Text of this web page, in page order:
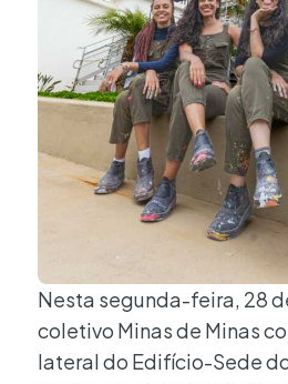
Nesta segunda-feira, 28
coletivo Minas de Minas
lateral do Edifício-Sede